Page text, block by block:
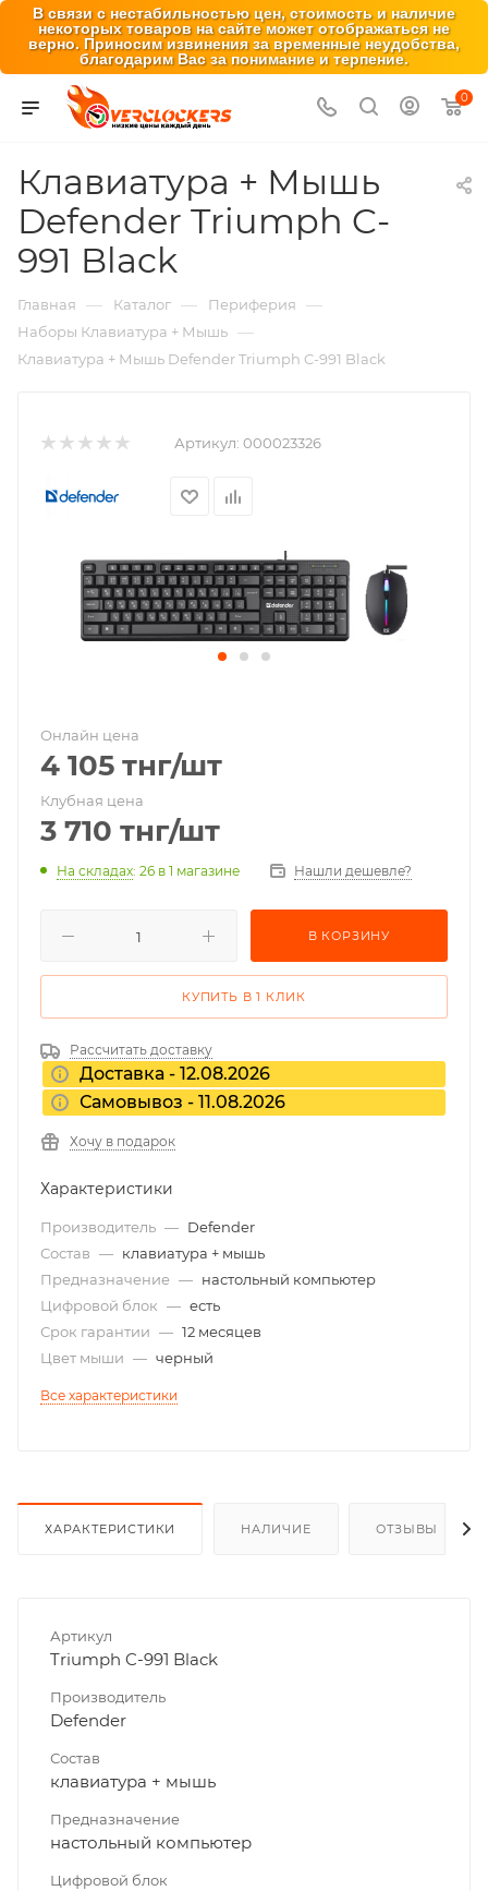
В связи с нестабильностью цен, стоимость и наличие
некоторых товаров на сайте может отображаться не
верно. Приносим извинения за временные неудобства,
благодарим Вас за понимание и терпение.
0
Клавиатура + Мышь
Defender Triumph C-
991 Black
Главная — Каталог — Периферия —
Наборы Клавиатура + Мышь —
Клавиатура + Мышь Defender Triumph C-991 Black
Артикул: 000023326
Онлайн цена
4 105 тнг/шт
Клубная цена
3 710 тнг/шт
На складах: 26 в 1 магазине Нашли дешевле?
В КОРЗИНУ
КУПИТЬ В 1 КЛИК
Рассчитать доставку
Доставка - 12.08.2026
Самовывоз - 11.08.2026
Хочу в подарок
Характеристики
Производитель — Defender
Состав — клавиатура + мышь
Предназначение — настольный компьютер
Цифровой блок — есть
Срок гарантии — 12 месяцев
Цвет мыши — черный
Все характеристики
ХАРАКТЕРИСТИКИ НАЛИЧИЕ ОТЗЫВЫ
Артикул
Triumph C-991 Black
Производитель
Defender
Состав
клавиатура + мышь
Предназначение
настольный компьютер
Цифровой блок